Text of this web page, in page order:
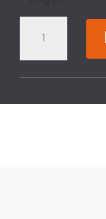
KR250E
EYEPILOT
UTAN